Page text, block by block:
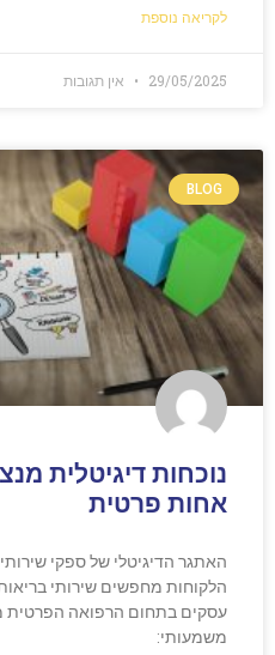
לקריאה נוספת
29/05/2025 אין תגובות
BLOG
נוכחות דיגיטלית
אחות פרטית
האתגר הדיגיטלי של ספקי
הלקוחות מחפשים שירותי
עסקים בתחום הרפואה
משמעותי: